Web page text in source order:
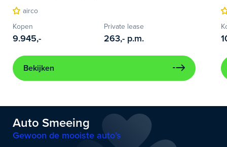
airco
Kopen
9.945,-
Private lease
263,- p.m.
Bekijken
Auto Smeeing
Gewoon de mooiste auto’s